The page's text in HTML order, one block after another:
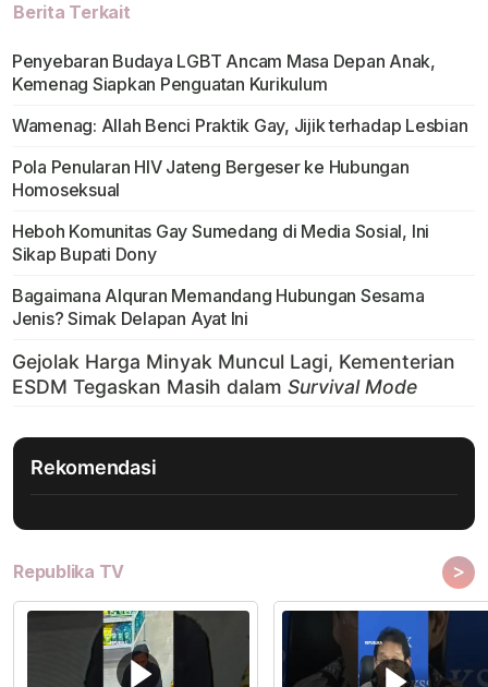
Berita Terkait
Penyebaran Budaya LGBT Ancam Masa Depan Anak,
Kemenag Siapkan Penguatan Kurikulum
Wamenag: Allah Benci Praktik Gay, Jijik terhadap Lesbian
Pola Penularan HIV Jateng Bergeser ke Hubungan
Homoseksual
Heboh Komunitas Gay Sumedang di Media Sosial, Ini
Sikap Bupati Dony
Bagaimana Alquran Memandang Hubungan Sesama
Jenis? Simak Delapan Ayat Ini
Rekomendasi
Republika TV >